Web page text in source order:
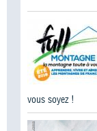
vous soyez !